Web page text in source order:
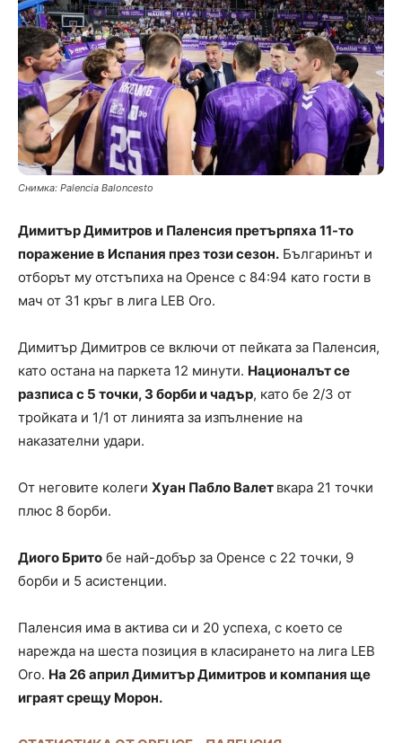
Снимка: Palencia Baloncesto
Димитър Димитров и Паленсия претърпяха 11-то
поражение в Испания през този сезон. Българинът и
отборът му отстъпиха на Оренсе с 84:94 като гости в
мач от 31 кръг в лига LEB Oro.
Димитър Димитров се включи от пейката за Паленсия,
като остана на паркета 12 минути. Националът се
разписа с 5 точки, 3 борби и чадър, като бе 2/3 от
тройката и 1/1 от линията за изпълнение на
наказателни удари.
От неговите колеги Хуан Пабло Валет вкара 21 точки
плюс 8 борби.
Диого Брито бе най-добър за Оренсе с 22 точки, 9
борби и 5 асистенции.
Паленсия има в актива си и 20 успеха, с което се
нарежда на шеста позиция в класирането на лига LEB
Oro. На 26 април Димитър Димитров и компания ще
играят срещу Морон.